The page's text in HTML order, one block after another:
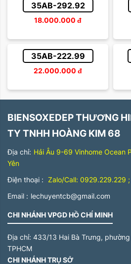
35AB-292.92
18.000.000 đ
35AB-222.99
22.000.000 đ
BIENSOXEDEP THƯƠNG
TY TNHH HOÀNG KIM 68
Địa chỉ: Hải Âu 9-69 Vinhome Ocean
Yên
Điện thoại : Zalo/Call: 0929.229.229
Email : lechuyentcb@gmail.com
CHI NHÁNH VPGD HỒ CHÍ MINH
Địa chỉ: 433/13 Hai Bà Trưng,
TPHCM
CHI NHÁNH TRỤ SỞ